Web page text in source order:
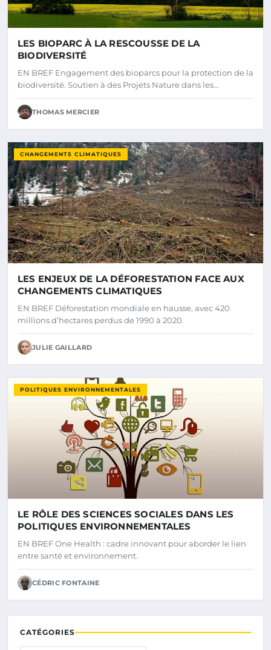
LES BIOPARC À LA RESCOUSSE DE LA
BIODIVERSITÉ
EN BREF Engagement des bioparcs pour la protection de la
biodiversité. Soutien à des Projets Nature dans les…
THOMAS MERCIER
CHANGEMENTS CLIMATIQUES
LES ENJEUX DE LA DÉFORESTATION FACE AUX
CHANGEMENTS CLIMATIQUES
EN BREF Déforestation mondiale en hausse, avec 420
millions d’hectares perdus de 1990 à 2020.
JULIE GAILLARD
POLITIQUES ENVIRONNEMENTALES
LE RÔLE DES SCIENCES SOCIALES DANS LES
POLITIQUES ENVIRONNEMENTALES
EN BREF One Health : cadre innovant pour aborder le lien
entre santé et environnement.
CÉDRIC FONTAINE
CATÉGORIES